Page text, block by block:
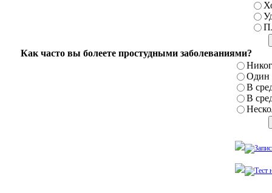
Как часто вы болеете простудными заболеваниями?
Один
В
В